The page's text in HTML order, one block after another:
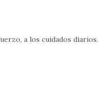
a los cuidados diarios.